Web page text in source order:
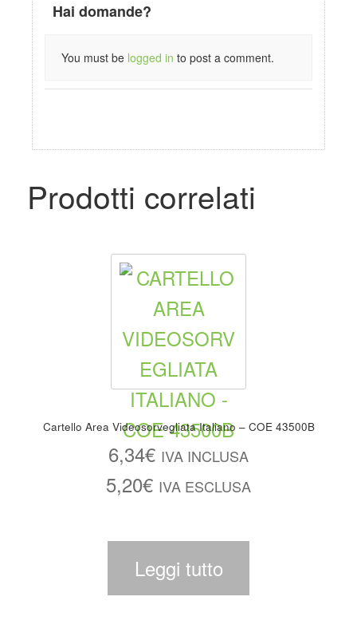
Hai domande?
You must be logged in to post a comment.
Prodotti correlati
Cartello Area Videosorvegliata Italiano – COE 43500B
6,34€ IVA INCLUSA
5,20€ IVA ESCLUSA
Leggi tutto